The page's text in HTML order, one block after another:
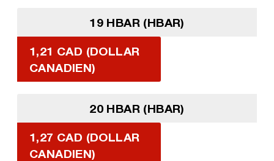
19 HBAR (HBAR)
1,21 CAD (DOLLAR
CANADIEN)
20 HBAR (HBAR)
1,27 CAD (DOLLAR
CANADIEN)